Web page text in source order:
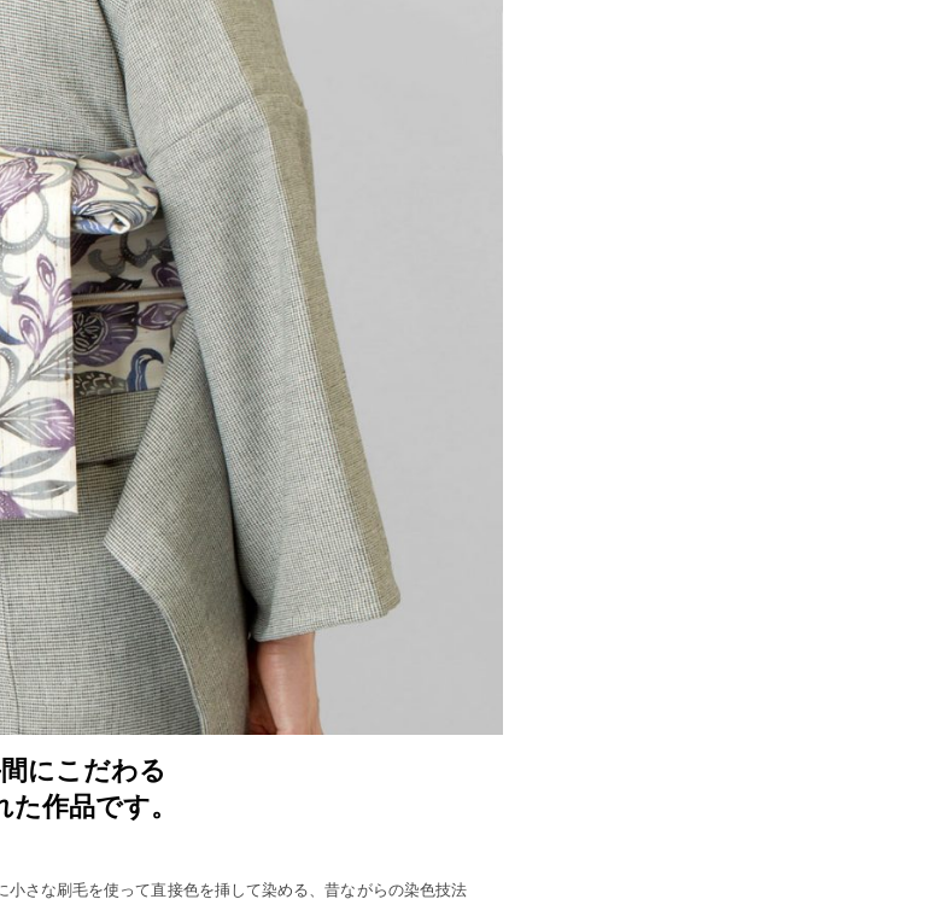
にこだわる
作品です。
さな刷毛を使って直接色を挿して染める、昔ながらの染色技法